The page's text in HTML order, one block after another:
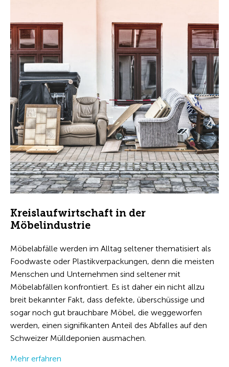
Kreislaufwirtschaft in der
Möbelindustrie
Möbelabfälle werden im Alltag seltener thematisiert als
Foodwaste oder Plastikverpackungen, denn die meisten
Menschen und Unternehmen sind seltener mit
Möbelabfällen konfrontiert. Es ist daher ein nicht allzu
breit bekannter Fakt, dass defekte, überschüssige und
sogar noch gut brauchbare Möbel, die weggeworfen
werden, einen signifikanten Anteil des Abfalles auf den
Schweizer Mülldeponien ausmachen.
Mehr erfahren